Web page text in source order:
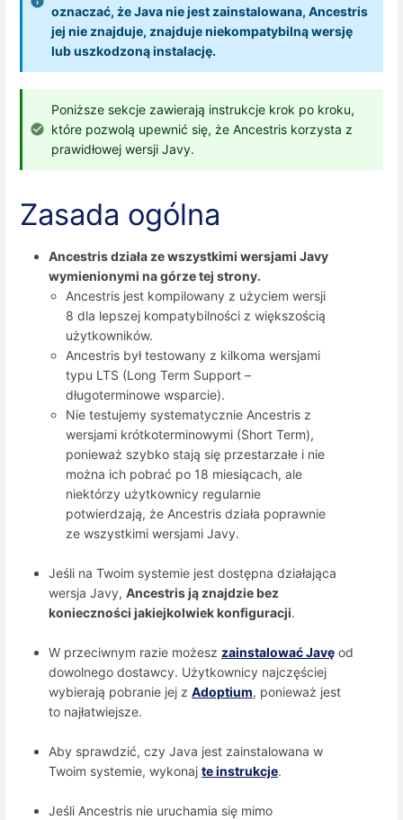
oznaczać, że Java nie jest zainstalowana, Ancestris
jej nie znajduje, znajduje niekompatybilną wersję
lub uszkodzoną instalację.
Poniższe sekcje zawierają instrukcje krok po kroku,
które pozwolą upewnić się, że Ancestris korzysta z
prawidłowej wersji Javy.
Zasada ogólna
Ancestris działa ze wszystkimi wersjami Javy
wymienionymi na górze tej strony.
Ancestris jest kompilowany z użyciem wersji
8 dla lepszej kompatybilności z większością
użytkowników.
Ancestris był testowany z kilkoma wersjami
typu LTS (Long Term Support –
długoterminowe wsparcie).
Nie testujemy systematycznie Ancestris z
wersjami krótkoterminowymi (Short Term),
ponieważ szybko stają się przestarzałe i nie
można ich pobrać po 18 miesiącach, ale
niektórzy użytkownicy regularnie
potwierdzają, że Ancestris działa poprawnie
ze wszystkimi wersjami Javy.
Jeśli na Twoim systemie jest dostępna działająca
wersja Javy, Ancestris ją znajdzie bez
konieczności jakiejkolwiek konfiguracji.
W przeciwnym razie możesz zainstalować Javę od
dowolnego dostawcy. Użytkownicy najczęściej
wybierają pobranie jej z Adoptium, ponieważ jest
to najłatwiejsze.
Aby sprawdzić, czy Java jest zainstalowana w
Twoim systemie, wykonaj te instrukcje.
Jeśli Ancestris nie uruchamia się mimo